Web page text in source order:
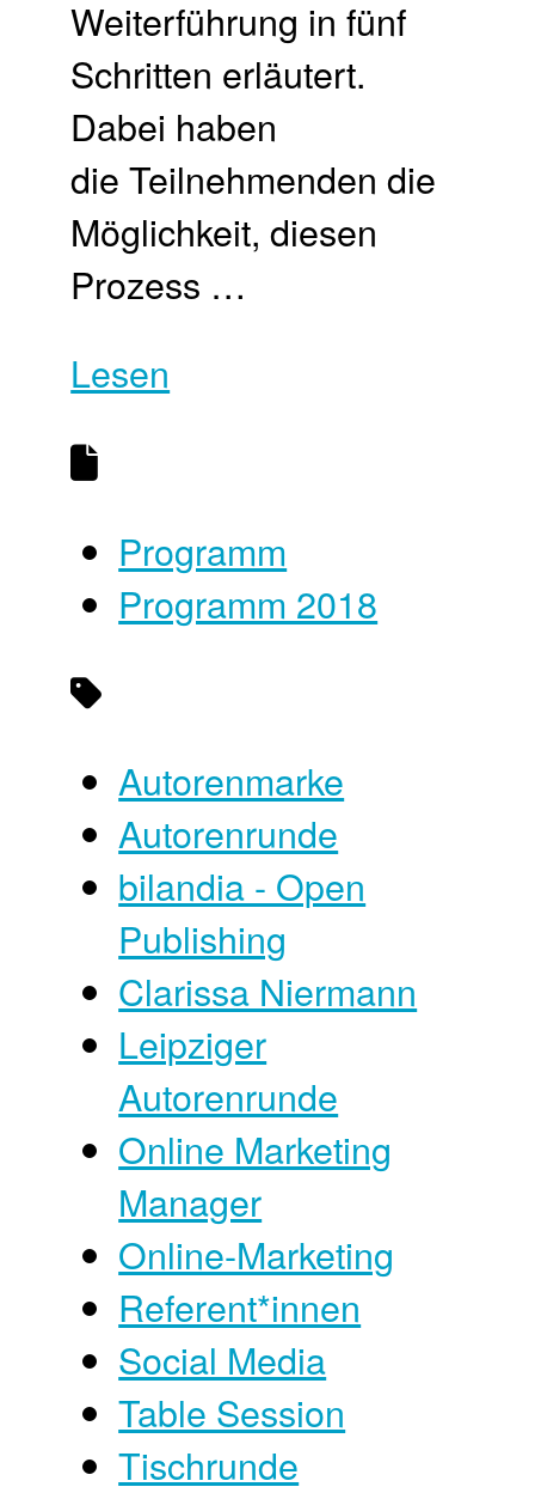
Weiterführung in fünf
Schritten erläutert.
Dabei haben
die Teilnehmenden die
Möglichkeit, diesen
Prozess …
Lesen
Programm
Programm 2018
Autorenmarke
Autorenrunde
bilandia - Open
Publishing
Clarissa Niermann
Leipziger
Autorenrunde
Online Marketing
Manager
Online-Marketing
Referent*innen
Social Media
Table Session
Tischrunde